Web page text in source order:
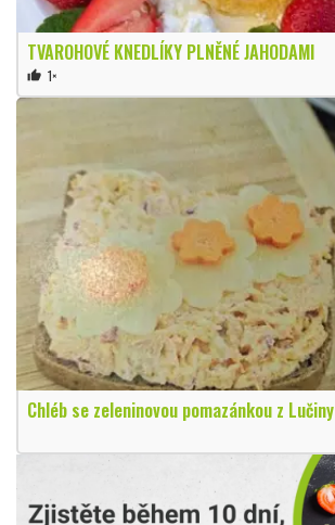
TVAROHOVÉ KNEDLÍKY PLNĚNÉ JAHODAMI
thumb_up 1×
Chléb se zeleninovou pomazánkou z Lučiny